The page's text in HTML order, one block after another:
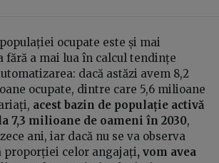
ocupate este și mai
fără a mai lua în calcul tendințe
dacă astăzi avem 8,2
ocupate, dintre care 5,6 milioane
acest bazin de populație activă
7,3 milioane de oameni în 2030,
ani, iar dacă nu se va observa
proporției celor angajați, vom avea